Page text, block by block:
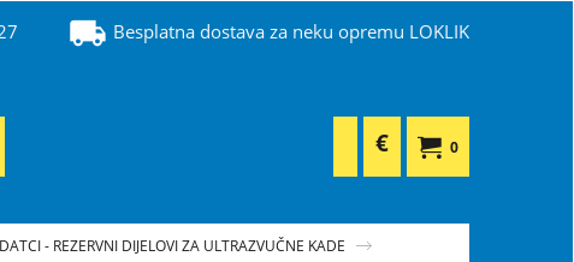
Besplatna dostava za neku opremu LOKLIK
0
€
- REZERVNI DIJELOVI ZA ULTRAZVUČNE KADE